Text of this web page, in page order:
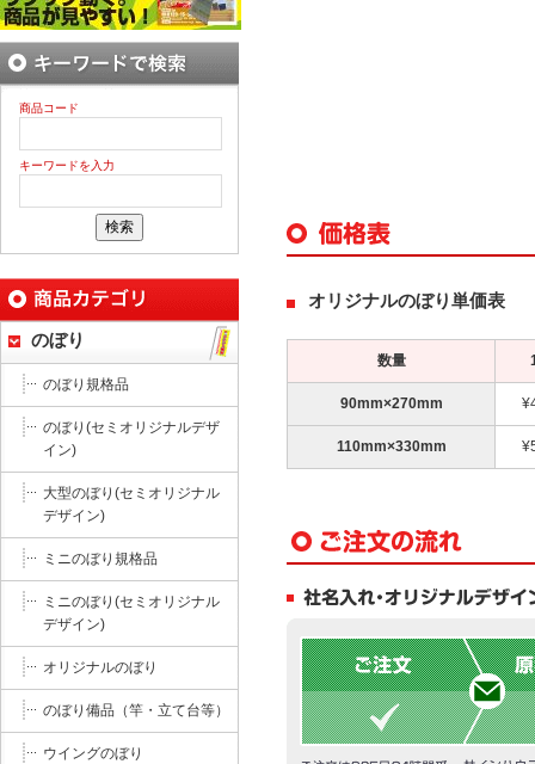
オリジナルのぼり単価表
数量
90mm×270mm
110mm×330mm
商品コード
キーワードを入力
のぼり
のぼり規格品
のぼり(セミオリジナルデザ
イン)
大型のぼり(セミオリジナル
デザイン)
ミニのぼり規格品
ミニのぼり(セミオリジナル
デザイン)
オリジナルのぼり
のぼり備品（竿・立て台等）
ウイングのぼり